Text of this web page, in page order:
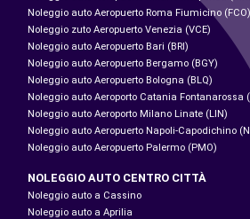
Noleggio auto Aeropuerto Roma Fiumicino (FCO)
Noleggio zuto Aeropuerto Venezia (VCE)
Noleggio auto Aeropuerto Bari (BRI)
Noleggio auto Aeropuerto Bergamo (BGY)
Noleggio auto Aeropuerto Bologna (BLQ)
Noleggio auto Aeroporto Catania Fontanarossa
Noleggio auto Aeroporto Milano Linate (LIN)
Noleggio auto Aeropuerto Napoli-Capodichino
Noleggio auto Aeropuerto Palermo (PMO)
NOLEGGIO AUTO CENTRO CITTÀ
Noleggio auto a Cassino
Noleggio auto a Aprilia